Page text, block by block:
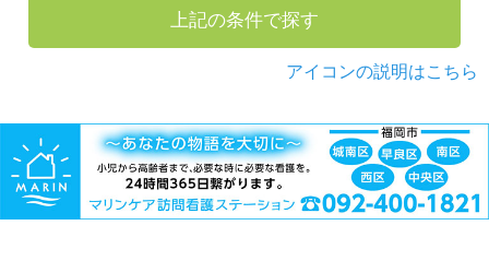
上記の条件で探す
アイコンの説明はこちら